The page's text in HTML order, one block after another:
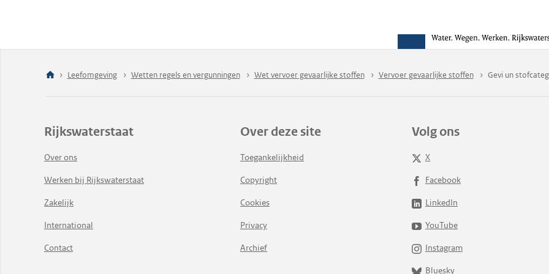
Leefomgeving Wetten regels en vergunningen Wet vervoer gevaarlijke stoffen Vervoer gevaarlijke stoffen Gevi un
Rijkswaterstaat
Over ons
Werken bij Rijkswaterstaat
Zakelijk
International
Contact
Over deze site
Toegankelijkheid
Copyright
Cookies
Privacy
Archief
Volg ons
X
Facebook
LinkedIn
YouTube
Instagram
Bluesky